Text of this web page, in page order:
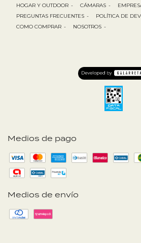
Medios de pago
Medios de envío
HOGAR Y OUTDOOR - CÁMARAS -
PREGUNTAS FRECUENTES - POLÍTICA DE
COMO COMPRAR - NOSOTROS -